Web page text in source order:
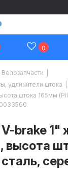
0
Велозапчасти
удлинители штока
штока 165мм
brake 1"
высота